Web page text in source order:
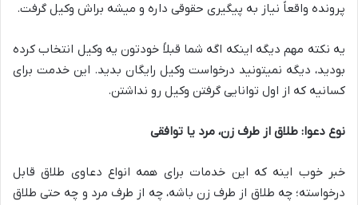
پرونده واقعاً نیاز به پیگیری حقوقی داره و میشه براش وکیل گرفت.
یه نکته مهم دیگه اینکه اگه شما قبلاً خودتون یه وکیل انتخاب کرده
بودید، دیگه نمیتونید درخواست وکیل رایگان بدید. این خدمت برای
کسانیه که از اول توانایی گرفتن وکیل رو نداشتن.
نوع دعوا: طلاق از طرف زن، مرد یا توافقی
خبر خوب اینه که این خدمات برای همه انواع دعاوی طلاق قابل
درخواسته؛ چه طلاق از طرف زن باشه، چه از طرف مرد و چه حتی طلاق